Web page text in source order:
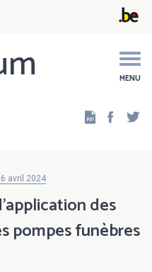
MENU
avril 2024
des
pompes funèbres